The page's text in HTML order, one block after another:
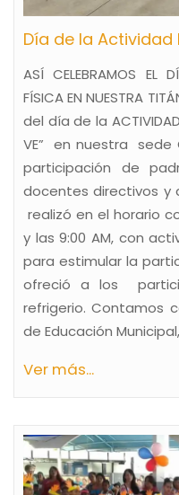
Día de la Actividad
ASÍ CELEBRAMOS EL
FÍSICA EN NUESTRA
del día de la
VE” en nuestra sede
participación de
docentes directivos y
realizó en el horario
y las 9:00 AM, con
para estimular la
ofreció a los
refrigerio. Contamos
de Educación
Ver más...